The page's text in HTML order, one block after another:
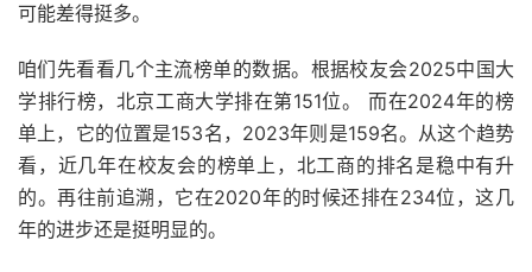
可能差得挺多。
咱们先看看几个主流榜单的数据。根据校友会2025中国大
学排行榜，北京工商大学排在第151位。 而在2024年的榜
单上，它的位置是153名，2023年则是159名。从这个趋势
看，近几年在校友会的榜单上，北工商的排名是稳中有升
的。再往前追溯，它在2020年的时候还排在234位，这几
年的进步还是挺明显的。